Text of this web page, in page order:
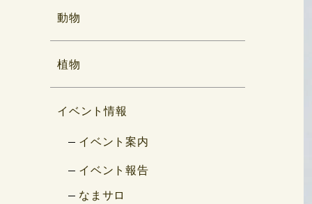
動物
植物
イベント情報
イベント案内
イベント報告
なまサロ